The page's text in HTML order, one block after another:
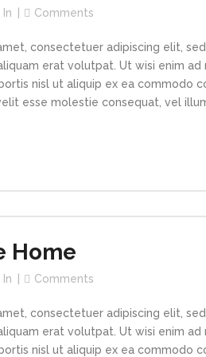
In Comments
consectetuer adipiscing elit,
erat volutpat. Ut wisi enim ad
nisl ut aliquip ex ea commodo
esse molestie consequat, vel
Home
In Comments
consectetuer adipiscing elit,
erat volutpat. Ut wisi enim ad
nisl ut aliquip ex ea commodo